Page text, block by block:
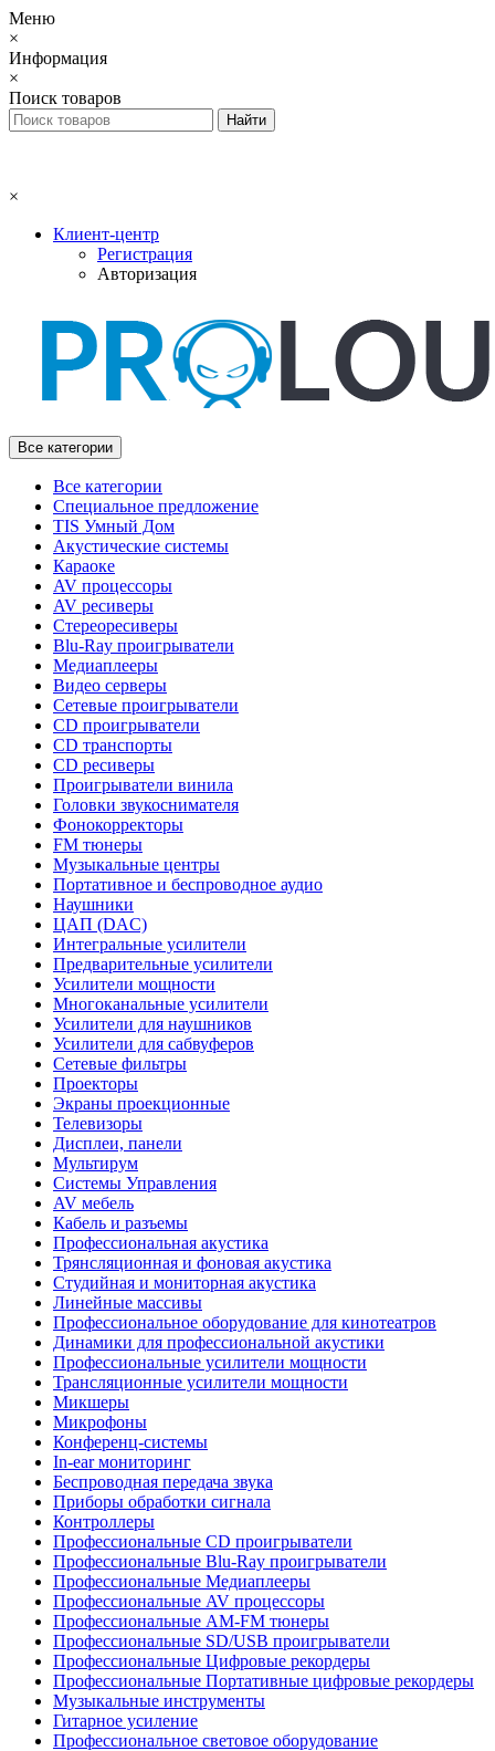
Меню
×
Информация
×
Поиск товаров
×
Клиент-центр
Регистрация
Авторизация
Все категории
Все категории
Специальное предложение
TIS Умный Дом
Акустические системы
Караоке
AV процессоры
AV ресиверы
Стереоресиверы
Blu-Ray проигрыватели
Медиаплееры
Видео серверы
Сетевые проигрыватели
CD проигрыватели
CD транспорты
CD ресиверы
Проигрыватели винила
Головки звукоснимателя
Фонокорректоры
FM тюнеры
Музыкальные центры
Портативное и беспроводное аудио
Наушники
ЦАП (DAC)
Интегральные усилители
Предварительные усилители
Усилители мощности
Многоканальные усилители
Усилители для наушников
Усилители для сабвуферов
Сетевые фильтры
Проекторы
Экраны проекционные
Телевизоры
Дисплеи, панели
Мультирум
Системы Управления
AV мебель
Кабель и разъемы
Профессиональная акустика
Трянсляционная и фоновая акустика
Студийная и мониторная акустика
Линейные массивы
Профессиональное оборудование для кинотеатров
Динамики для профессиональной акустики
Профессиональные усилители мощности
Трансляционные усилители мощности
Микшеры
Микрофоны
Конференц-системы
In-ear мониторинг
Беспроводная передача звука
Приборы обработки сигнала
Контроллеры
Профессиональные СD проигрыватели
Профессиональные Blu-Ray проигрыватели
Профессиональные Медиаплееры
Профессиональные AV процессоры
Профессиональные AM-FM тюнеры
Профессиональные SD/USB проигрыватели
Профессиональные Цифровые рекордеры
Профессиональные Портативные цифровые рекордеры
Музыкальные инструменты
Гитарное усиление
Профессиональное световое оборудование